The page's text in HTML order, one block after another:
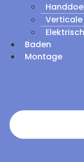
Baden
Montage